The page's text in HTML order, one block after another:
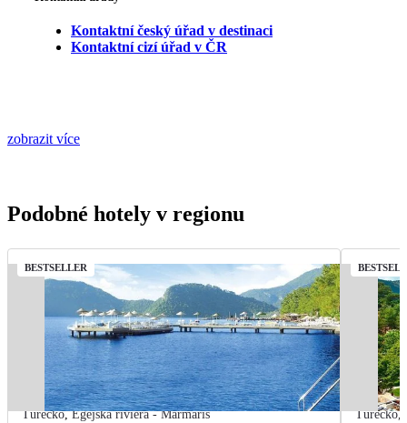
Kontaktní český úřad v destinaci
Kontaktní cizí úřad v ČR
zobrazit více
Podobné hotely v regionu
BESTSELLER
Turecko,Egejská riviéra - Marmaris Turecko,